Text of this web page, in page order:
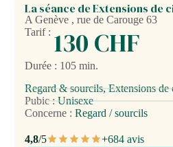
La séance de Extensions de
A Genève , rue de Carouge 63
Tarif : 130 CHF
Durée : 105 min.
Regard & sourcils, Extensions de
Pubic :Unisexe
Concerne : Regard / sourcils
4,8/5 +684 avis